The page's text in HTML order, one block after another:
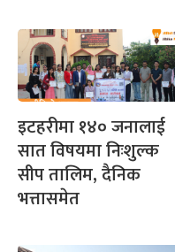
इटहरीमा १४० जनालाई
सात विषयमा निःशुल्क
सीप तालिम, दैनिक
भत्तासमेत